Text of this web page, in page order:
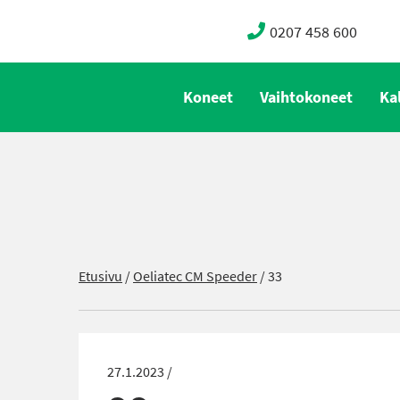
0207 458 600
Koneet Vaihtokoneet
Etusivu /Oeliatec CM Speeder/33
27.1.2023 /